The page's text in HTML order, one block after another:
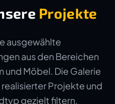
Projekte
ausgewählte
aus den Bereichen
und Möbel. Die Galerie
Projekte und
gezielt filtern.